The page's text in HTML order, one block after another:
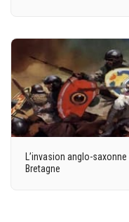
L’invasion anglo-
Bretagne